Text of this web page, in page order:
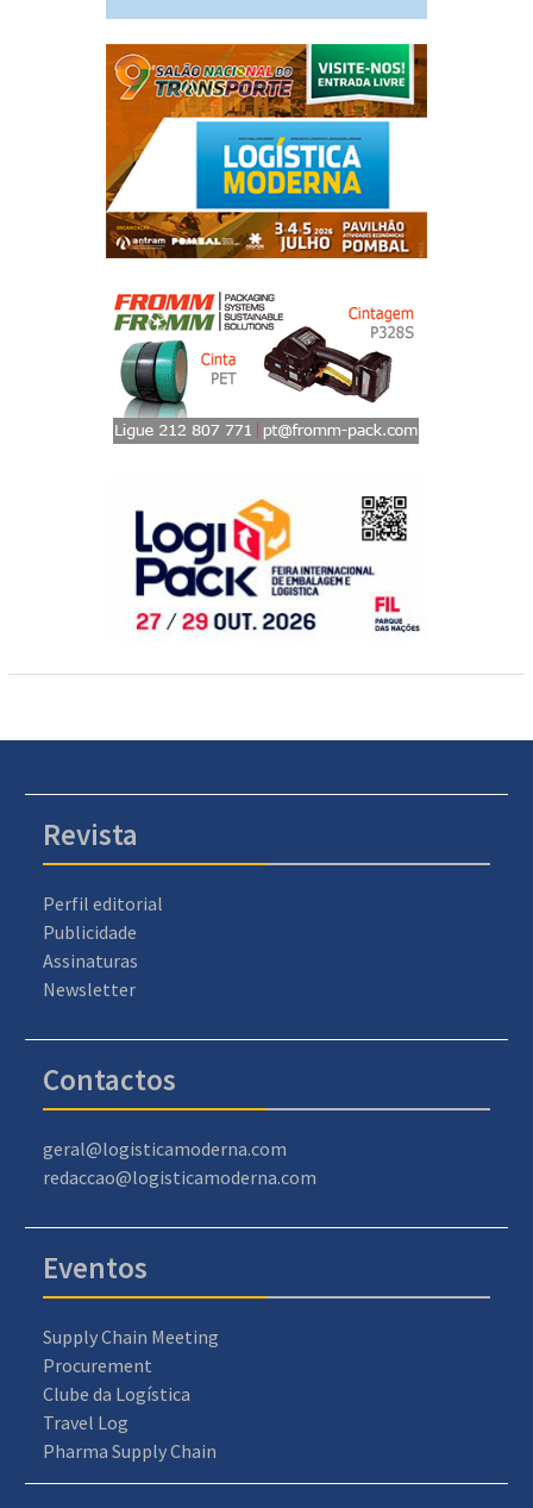
Revista
Perfil editorial
Publicidade
Assinaturas
Newsletter
Contactos
geral@logisticamoderna.com
redaccao@logisticamoderna.com
Eventos
Supply Chain Meeting
Procurement
Clube da Logística
Travel Log
Pharma Supply Chain